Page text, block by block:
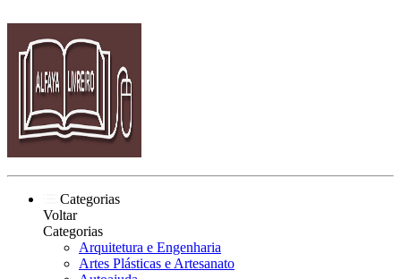
Categorias
Voltar
Categorias
Arquitetura e Engenharia
Artes Plásticas e Artesanato